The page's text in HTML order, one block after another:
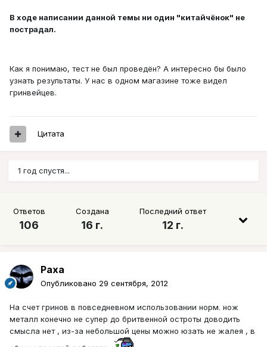
В ходе написании данной темы ни один "китайчёнок" не
пострадал.
Как я понимаю, тест не был проведён? А интересно бы было
узнать результаты. У нас в одном магазине тоже видел
гринвейцев.
Цитата
1 год спустя...
Ответов
106
Создана
16 г.
Последний ответ
12 г.
Paxa
Опубликовано 29 сентября, 2012
На счет гринов в повседневном использовании норм. нож
металл конечно не супер до бритвенной остроты доводить
смысла нет , из-за небольшой цены можно юзать не жалея , в